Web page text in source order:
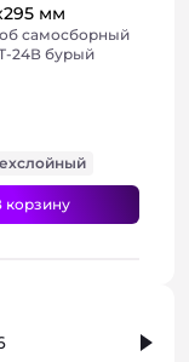
мм
самосборный
24В бурый
корзину